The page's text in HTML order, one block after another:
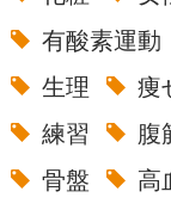
有酸素運動
生理
痩
練習
腹
骨盤
高